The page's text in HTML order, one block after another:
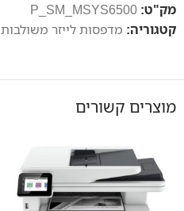
מק"ט: P_SM_MSYS6500
קטגוריה: מדפסות לייזר משולבות
מוצרים קשורים